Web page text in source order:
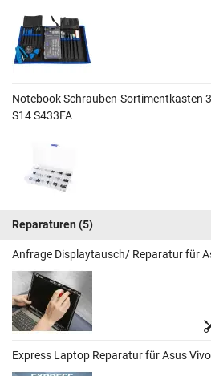
Notebook Schrauben-Sortimentkasten
S14 S433FA
Reparaturen (5)
Anfrage Displaytausch/ Reparatur für
Express Laptop Reparatur für Asus